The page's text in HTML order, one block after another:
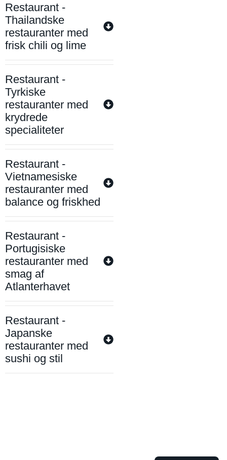
Restaurant -
Thailandske
restauranter med
frisk chili og lime
Restaurant -
Tyrkiske
restauranter med
krydrede
specialiteter
Restaurant -
Vietnamesiske
restauranter med
balance og friskhed
Restaurant -
Portugisiske
restauranter med
smag af
Atlanterhavet
Restaurant -
Japanske
restauranter med
sushi og stil